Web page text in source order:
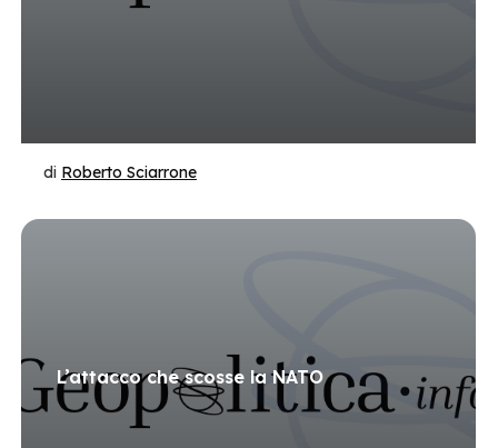
di Roberto Sciarrone
L’attacco che scosse la NATO